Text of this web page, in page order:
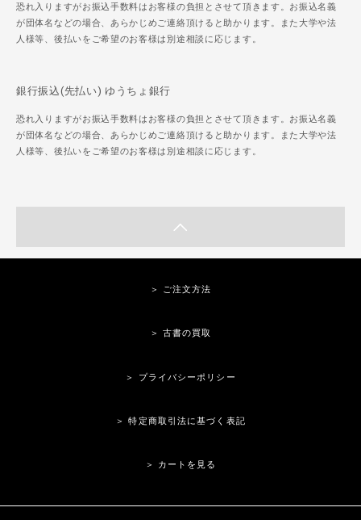
恐れ入りますがお振込手数料はお客様の負担とさせて頂きます。お振込名義
が団体名などの場合、あらかじめご連絡頂けると助かります。また大学や法
人様等、後払いをご希望のお客様は別途相談に応じます。
銀行振込(先払い) ゆうちょ銀行
恐れ入りますがお振込手数料はお客様の負担とさせて頂きます。お振込名義
が団体名などの場合、あらかじめご連絡頂けると助かります。また大学や法
人様等、後払いをご希望のお客様は別途相談に応じます。
＞ ご注文方法
＞ 古書の買取
＞ プライバシーポリシー
＞ 特定商取引法に基づく表記
＞ カートを見る